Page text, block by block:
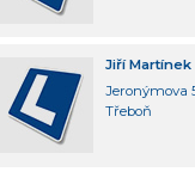
Jiří Martínek
Jeronýmova
Třeboň